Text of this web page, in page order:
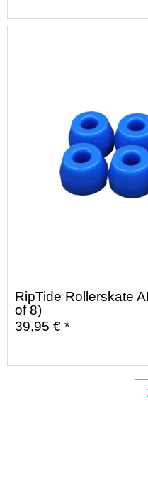
RipTide Rollerskate
of 8)
39,95 € *